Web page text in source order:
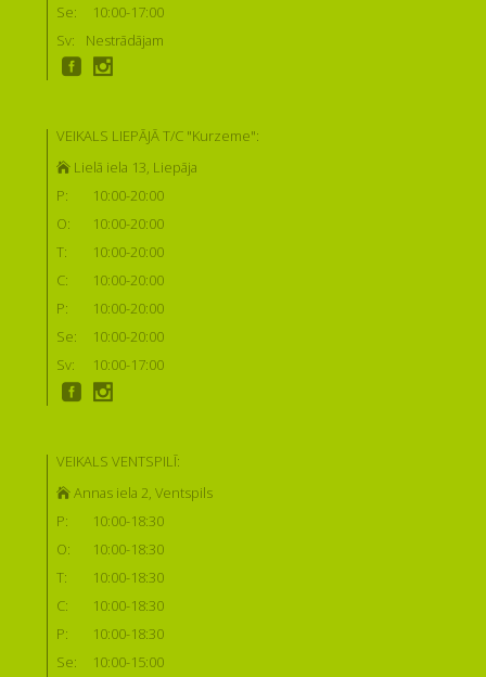
Se:
10:00-17:00
Sv:
Nestrādājam
VEIKALS LIEPĀJĀ T/C "Kurzeme":
Lielā iela 13, Liepāja
P:
10:00-20:00
O:
10:00-20:00
T:
10:00-20:00
C:
10:00-20:00
P:
10:00-20:00
Se:
10:00-20:00
Sv:
10:00-17:00
VEIKALS VENTSPILĪ:
Annas iela 2, Ventspils
P:
10:00-18:30
O:
10:00-18:30
T:
10:00-18:30
C:
10:00-18:30
P:
10:00-18:30
Se:
10:00-15:00